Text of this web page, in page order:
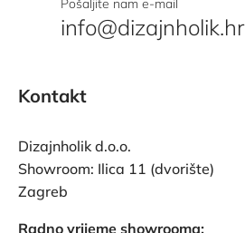
Pošaljite nam e-mail
info@dizajnholik.hr
Kontakt
Dizajnholik d.o.o.
Showroom: Ilica 11 (dvorište)
Zagreb
Radno vrijeme showrooma: